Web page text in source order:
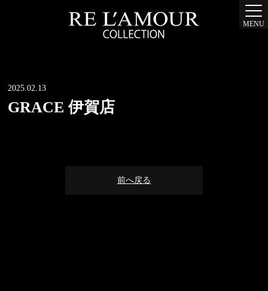
MENU
2025.02.13
GRACE 伊賀店
前へ戻る